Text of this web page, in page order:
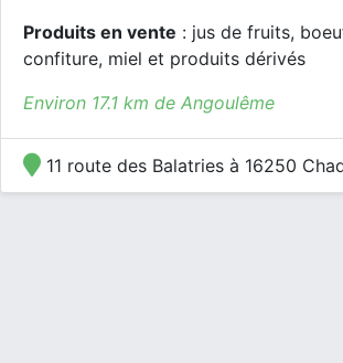
Produits en vente : jus de fruits,
confiture, miel et produits dérivés
Environ 17.1 km de Angoulême
11 route des Balatries à 16250